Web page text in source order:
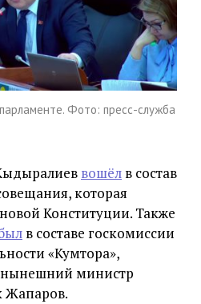
Фото: пресс-служба
вошёл в состав
которая
Конституции. Также
в составе госкомиссии
«Кумтора»,
нынешний министр
Жапаров.